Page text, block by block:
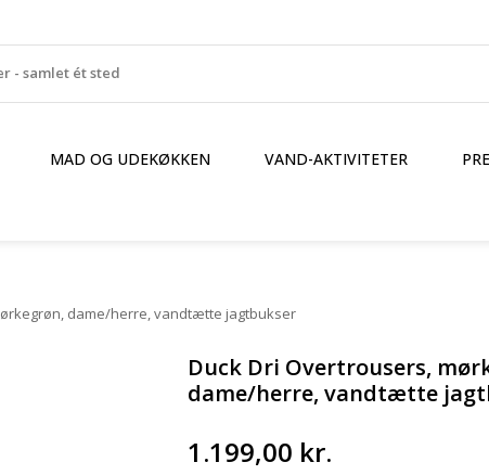
MAD OG UDEKØKKEN VAND-AKTIVITETER
dame/herre, vandtætte jagtbukser
Duck Dri Overtrousers,
dame/herre, vandtætte
1.199,00 kr.